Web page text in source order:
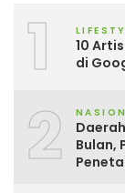
1
10
di
2
Bulan,